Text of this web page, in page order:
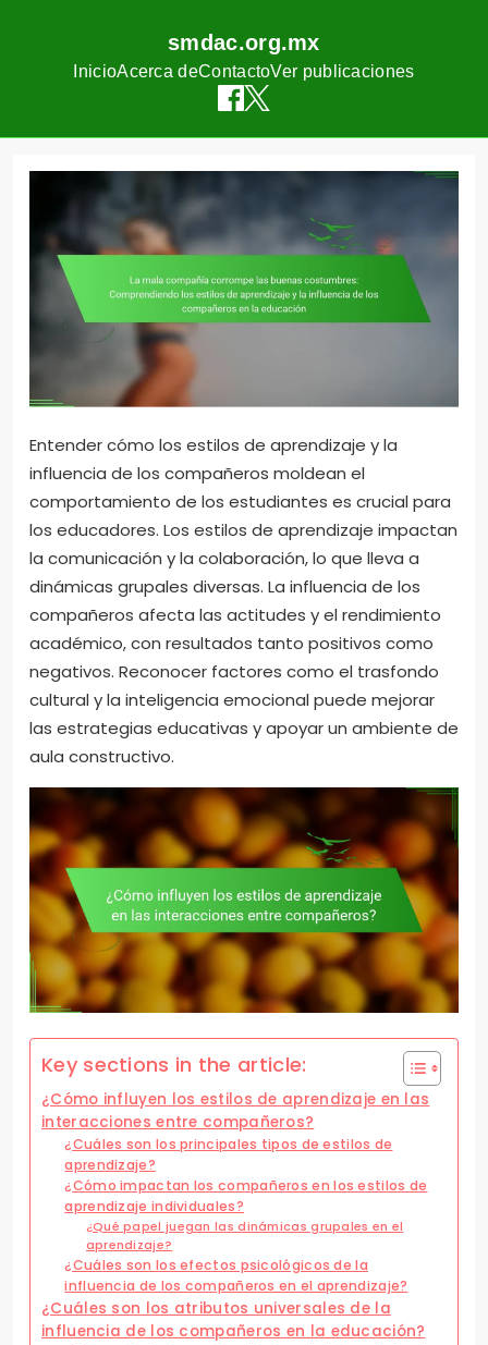
smdac.org.mx
InicioAcerca deContactoVer publicaciones
Entender cómo los estilos de aprendizaje y la
influencia de los compañeros moldean el
comportamiento de los estudiantes es crucial para
los educadores. Los estilos de aprendizaje impactan
la comunicación y la colaboración, lo que lleva a
dinámicas grupales diversas. La influencia de los
compañeros afecta las actitudes y el rendimiento
académico, con resultados tanto positivos como
negativos. Reconocer factores como el trasfondo
cultural y la inteligencia emocional puede mejorar
las estrategias educativas y apoyar un ambiente de
aula constructivo.
Key sections in the article:
¿Cómo influyen los estilos de aprendizaje en las
interacciones entre compañeros?
¿Cuáles son los principales tipos de estilos de
aprendizaje?
¿Cómo impactan los compañeros en los estilos de
aprendizaje individuales?
¿Qué papel juegan las dinámicas grupales en el
aprendizaje?
¿Cuáles son los efectos psicológicos de la
influencia de los compañeros en el aprendizaje?
¿Cuáles son los atributos universales de la
influencia de los compañeros en la educación?